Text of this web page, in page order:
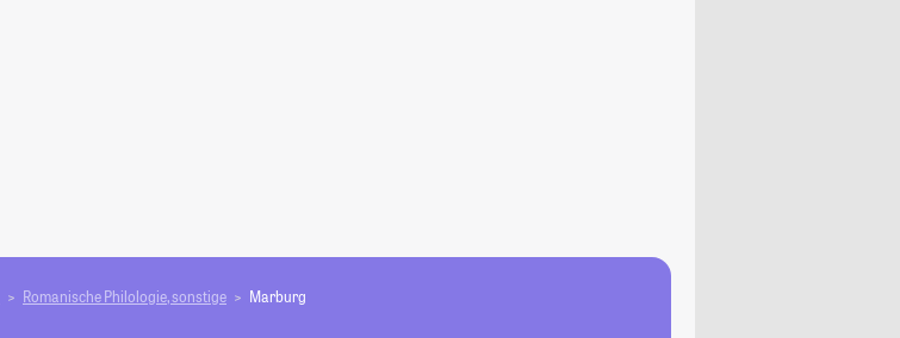
Romanische Philologie, sonstige Marburg